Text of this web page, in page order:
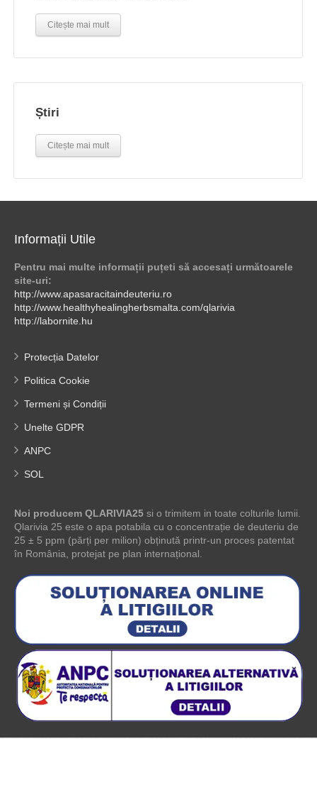
Citește mai mult
Știri
Citește mai mult
Informații Utile
Pentru mai multe informații puțeti să accesați următoarele
site-uri:
http://www.apasaracitaindeuteriu.ro
http://www.healthyhealingherbsmalta.com/qlarivia
http://labornite.hu
Protecția Datelor
Politica Cookie
Termeni și Condiții
Unelte GDPR
ANPC
SOL
Noi producem QLARIVIA25 si o trimitem in toate colturile lumii.
Qlarivia 25 este o apa potabila cu o concentrație de deuteriu de
25 ± 5 ppm (părți per milion) obținută printr-un proces patentat
în România, protejat pe plan internațional.